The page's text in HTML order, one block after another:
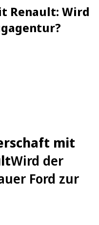
Renault: Wird
mit
Wird der
Ford zur